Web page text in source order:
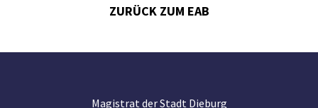
ZURÜCK ZUM EAB
Magistrat der Stadt Dieburg